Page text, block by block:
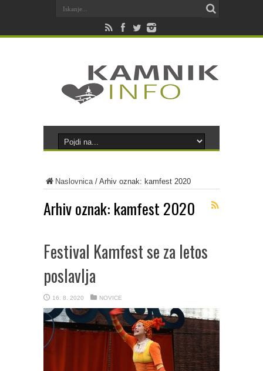
Naslovnica/ Arhiv oznak: kamfest 2020
Arhiv oznak: kamfest 2020
Festival Kamfest se za letos
poslavlja
16. 8. 2020 NOVICE